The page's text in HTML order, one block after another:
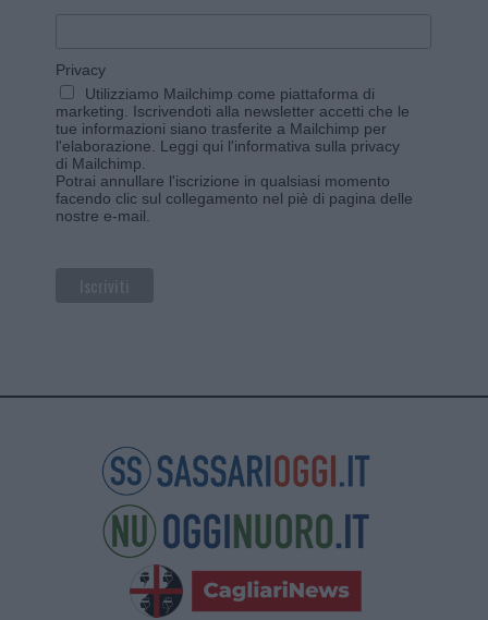
Privacy
Utilizziamo Mailchimp come piattaforma di
marketing. Iscrivendoti alla newsletter accetti che le
tue informazioni siano trasferite a Mailchimp per
l'elaborazione. Leggi qui l'informativa sulla privacy
di Mailchimp
Potrai annullare l'iscrizione in qualsiasi momento
facendo clic sul collegamento nel piè di pagina delle
nostre e-mail.